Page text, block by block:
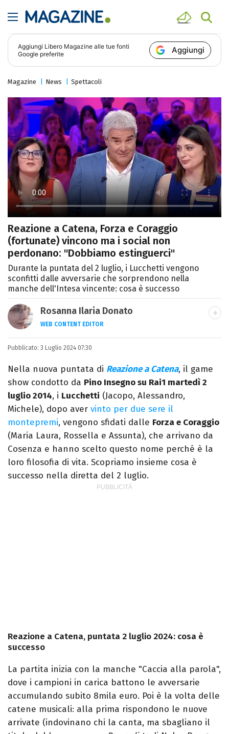
Aggiungi Libero Magazine alle tue fonti
Google preferite
Aggiungi
Magazine News Spettacoli
Reazione a Catena, Forza e Coraggio
(fortunate) vincono ma i social non
perdonano: "Dobbiamo estinguerci"
Durante la puntata del 2 luglio, i Lucchetti vengono
sconfitti dalle avversarie che sorprendono nella
manche dell'Intesa vincente: cosa è successo
Rosanna Ilaria Donato
WEB CONTENT EDITOR
Laureata in Linguaggi dei Media, mi dedico
al mondo dell’intrattenimento da 10 anni.
Ho lavorato come web content editor
freelance per diverse testate.
Pubblicato: 3 Luglio 2024 07:30
Nella nuova puntata di Reazione a Catena, il game
show condotto da Pino Insegno su Rai1 martedì 2
luglio 2014, i Lucchetti (Jacopo, Alessandro,
Michele), dopo aver vinto per due sere il
montepremi, vengono sfidati dalle Forza e Coraggio
(Maria Laura, Rossella e Assunta), che arrivano da
Cosenza e hanno scelto questo nome perché è la
loro filosofia di vita. Scopriamo insieme cosa è
successo nella diretta del 2 luglio.
Reazione a Catena, puntata 2 luglio 2024: cosa è
successo
La partita inizia con la manche "Caccia alla parola",
dove i campioni in carica battono le avversarie
accumulando subito 8mila euro. Poi è la volta delle
catene musicali: alla prima rispondono le nuove
arrivate (indovinano chi la canta, ma sbagliano il